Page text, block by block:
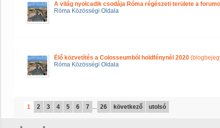
A világ nyolcadik csodája Róma régészeti területe a
Róma Közösségi Oldala
Élő közvetítés a Colosseumból holdfénynél 2020
Róma Közösségi Oldala
1 2 3 4 5 6 7 ... 26 következő utolsó